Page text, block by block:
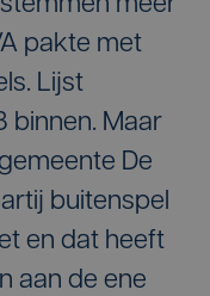
pakte met
Lijst
binnen. Maar
De
buitenspel
en dat heeft
aan de ene